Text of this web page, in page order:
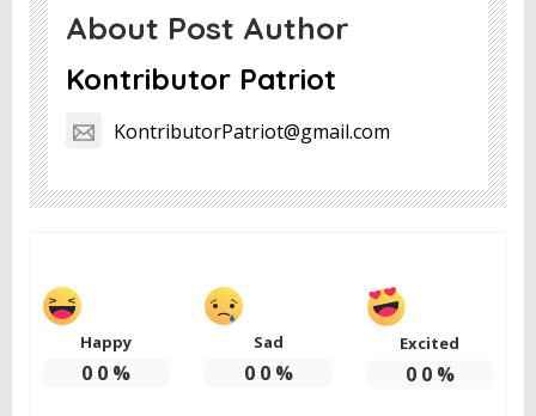
About Post Author
Kontributor Patriot
KontributorPatriot@gmail.com
Happy
0 0 %
Sad
0 0%
Excited
0 0%